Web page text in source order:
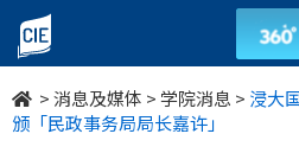
浸
大
国
>消息及媒体 >学院消息 > 浸大
颁「民政事务局局长嘉许」